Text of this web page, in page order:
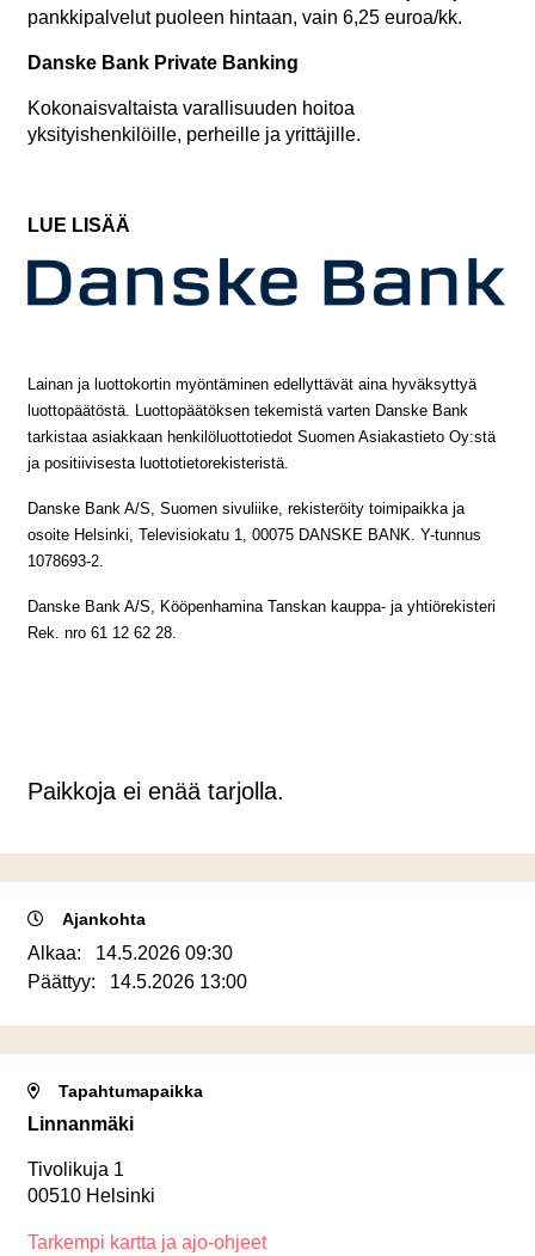
pankkipalvelut puoleen hintaan, vain 6,25 euroa/kk.
Danske Bank Private Banking
Kokonaisvaltaista varallisuuden hoitoa
yksityishenkilöille, perheille ja yrittäjille.
LUE LISÄÄ
Lainan ja luottokortin myöntäminen edellyttävät aina hyväksyttyä
luottopäätöstä. Luottopäätöksen tekemistä varten Danske Bank
tarkistaa asiakkaan henkilöluottotiedot Suomen Asiakastieto Oy:stä
ja positiivisesta luottotietorekisteristä.
Danske Bank A/S, Suomen sivuliike, rekisteröity toimipaikka ja
osoite Helsinki, Televisiokatu 1, 00075 DANSKE BANK. Y-tunnus
1078693-2.
Danske Bank A/S, Kööpenhamina Tanskan kauppa- ja yhtiörekisteri
Rek. nro 61 12 62 28.
Paikkoja ei enää tarjolla.
Ajankohta
Alkaa: 14.5.2026 09:30
Päättyy: 14.5.2026 13:00
Tapahtumapaikka
Linnanmäki
Tivolikuja 1
00510 Helsinki
Tarkempi kartta ja ajo-ohjeet